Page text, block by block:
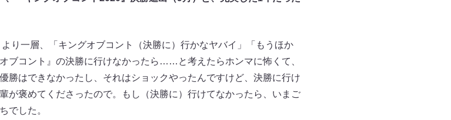
一層、「キングオブコント（決勝に）行かなヤバイ」「もうほか
ブコント』の決勝に行けなかったら……と考えたらホンマに怖くて、
勝はできなかったし、それはショックやったんですけど、決勝に行け
が褒めてくださったので。もし（決勝に）行けてなかったら、いまご
でした。